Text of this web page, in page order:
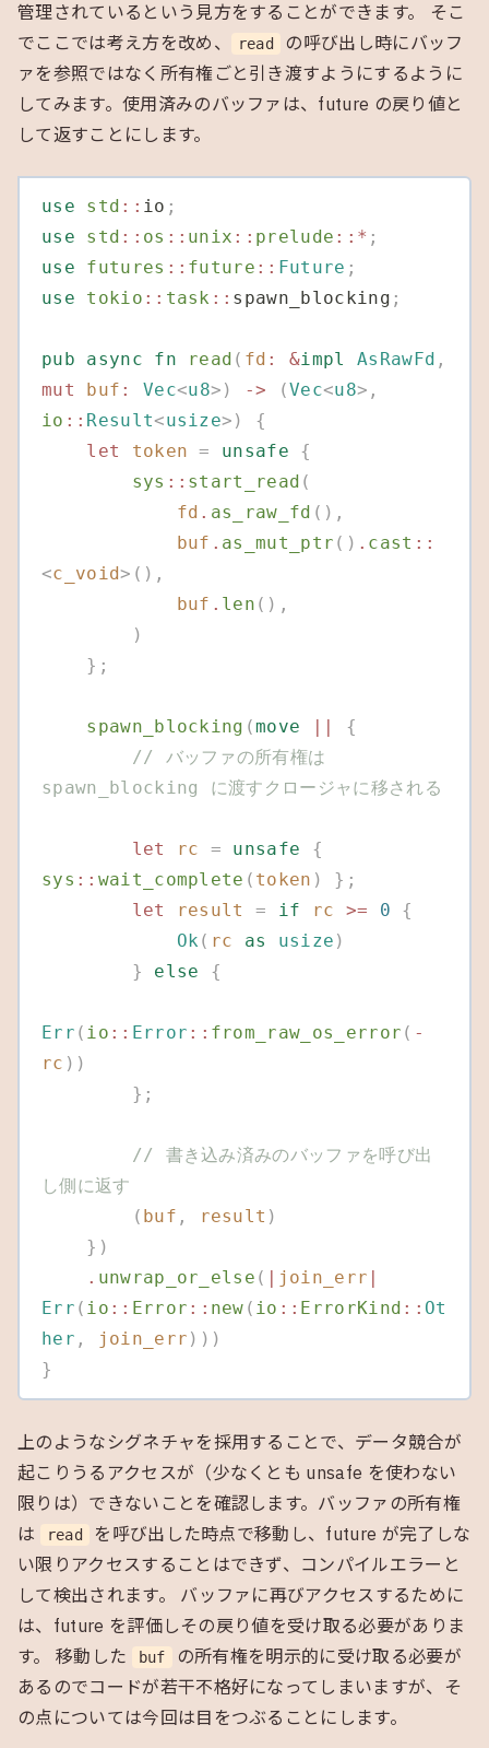
管理されているという見方をすることができます。 そこ
でここでは考え方を改め、
read
の呼び出し時にバッフ
ァを参照ではなく所有権ごと引き渡すようにするように
してみます。使用済みのバッファは、future の戻り値と
して返すことにします。
use std :: io ;
use std :: os :: unix :: prelude ::* ;
use futures :: future :: Future ;
use tokio :: task :: spawn_blocking ;
pub async fn read ( fd : &impl AsRawFd ,
mut
buf : Vec<u8>) -> (Vec<u8>,
io :: Result<usize>)
{
    let
token = unsafe {
        sys
:: start_read (
            fd
. as_raw_fd (),
            buf
. as_mut_ptr () . cast ::
<c_void>(),
            buf
. len (),
        )
    };
    spawn_blocking
(move ||
{
spawn_blocking に渡すクロージャに移される
        let
rc = unsafe {
sys :: wait_complete ( token )
};
        let
result = if rc >= 0 {
            Ok
( rc as usize )
        }
else {
Err ( io :: Error :: from_raw_os_error ( -
rc ))
        };
し側に返す
        (
buf , result )
    })
    .
unwrap_or_else ( | join_err |
Err ( io :: Error :: new ( io :: ErrorKind :: Ot
her , join_err )))
}
上のようなシグネチャを採用することで、データ競合が
起こりうるアクセスが（少なくとも unsafe を使わない
限りは）できないことを確認します。バッファの所有権
は
read
を呼び出した時点で移動し、future が完了しな
い限りアクセスすることはできず、コンパイルエラーと
して検出されます。 バッファに再びアクセスするために
は、future を評価しその戻り値を受け取る必要がありま
す。 移動した
buf
の所有権を明示的に受け取る必要が
あるのでコードが若干不格好になってしまいますが、そ
の点については今回は目をつぶることにします。